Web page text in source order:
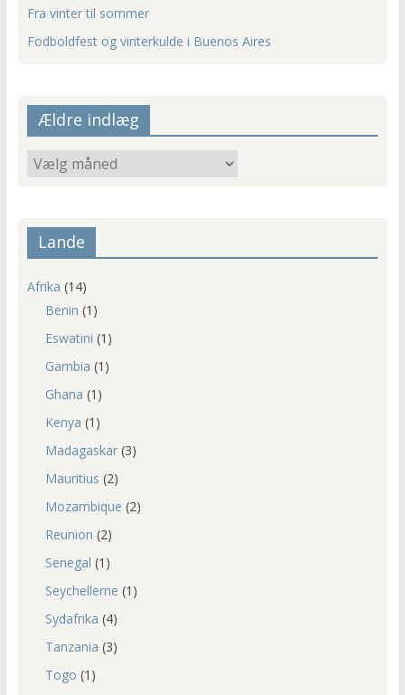
Fra vinter til sommer
Fodboldfest og vinterkulde i Buenos Aires
Ældre indlæg
Ældre
Lande
Afrika (14)
Benin (1)
Eswatini (1)
Gambia (1)
Ghana (1)
Kenya (1)
Madagaskar(3)
Mauritius (2)
Mozambique (2)
Reunion (2)
Senegal (1)
Seychellerne (1)
Sydafrika (4)
Tanzania (3)
Togo (1)